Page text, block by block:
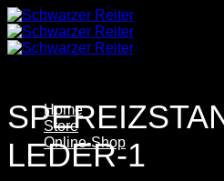
Zum
Inhalt
springen
Home
Store
Online-Shop
LEDER-1